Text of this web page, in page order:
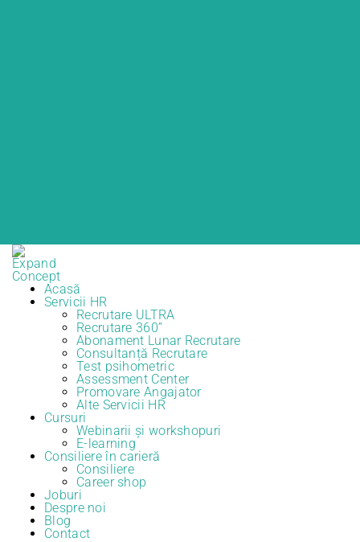
Acasă
Servicii HR
Recrutare ULTRA
Recrutare 360”
Abonament Lunar Recrutare
Consultanță Recrutare
Test psihometric
Assessment Center
Promovare Angajator
Alte Servicii HR
Cursuri
Webinarii și workshopuri
E-learning
Consiliere în carieră
Consiliere
Career shop
Joburi
Despre noi
Blog
Contact